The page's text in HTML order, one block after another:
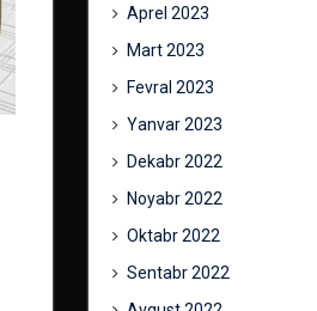
Aprel 2023
Mart 2023
Fevral 2023
Yanvar 2023
Dekabr 2022
Noyabr 2022
Oktabr 2022
Sentabr 2022